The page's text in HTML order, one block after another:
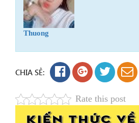
Thuong
CHIA SẺ:
Rate this post